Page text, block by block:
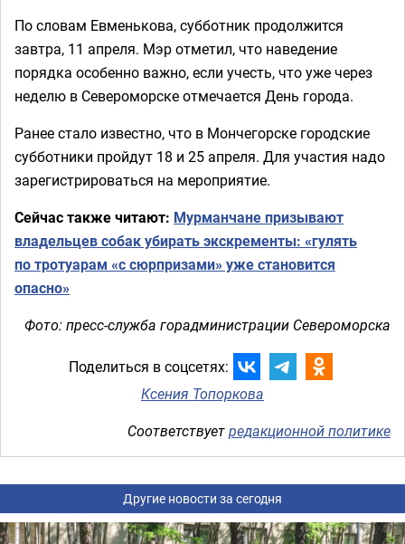
По словам Евменькова, субботник продолжится
завтра, 11 апреля. Мэр отметил, что наведение
порядка особенно важно, если учесть, что уже через
неделю в Североморске отмечается День города.
Ранее стало известно, что в Мончегорске городские
субботники пройдут 18 и 25 апреля. Для участия надо
зарегистрироваться на мероприятие.
Сейчас также читают: Мурманчане призывают
владельцев собак убирать экскременты: «гулять
по тротуарам «с сюрпризами» уже становится
опасно»
Фото: пресс-служба горадминистрации Североморска
Поделиться в соцсетях:
Ксения Топоркова
Соответствуетредакционной политике
Другие новости за сегодня